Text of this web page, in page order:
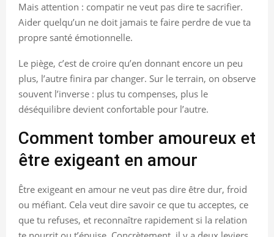
Mais attention : compatir ne veut pas dire te sacrifier.
Aider quelqu’un ne doit jamais te faire perdre de vue ta
propre santé émotionnelle.
Le piège, c’est de croire qu’en donnant encore un peu
plus, l’autre finira par changer. Sur le terrain, on observe
souvent l’inverse : plus tu compenses, plus le
déséquilibre devient confortable pour l’autre.
Comment tomber amoureux et
être exigeant en amour
Être exigeant en amour ne veut pas dire être dur, froid
ou méfiant. Cela veut dire savoir ce que tu acceptes, ce
que tu refuses, et reconnaître rapidement si la relation